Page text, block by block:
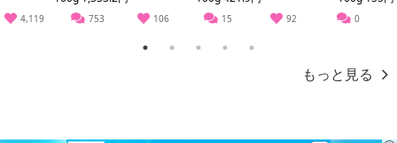
によるお申込み後のキャンセル・返品交換は対応いたしかねます。
※お支払い方法は、電話料金合算払い、クレジットカード、dポイン
4,119 753 106 15 92 0
1 2 3 4 5
もっと見る